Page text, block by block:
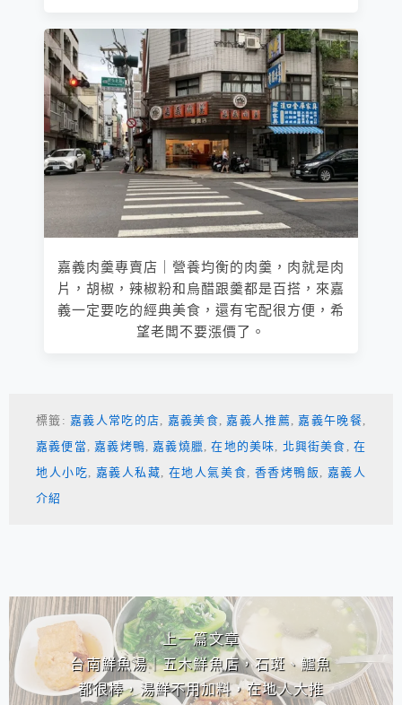
嘉義肉羹專賣店｜營養均衡的肉羹，肉就是肉
片，胡椒，辣椒粉和烏醋跟羹都是百搭，來嘉
義一定要吃的經典美食，還有宅配很方便，希
望老闆不要漲價了。
標籤:嘉義人常吃的店, 嘉義美食,嘉義人推薦,嘉義午晚餐,
嘉義便當 ,嘉義烤鴨,嘉義燒臘 ,在地的美味, 北興街美食 , 在
地人小吃, 嘉義人私藏, 在地人氣美食, 香香烤鴨飯 , 嘉義人
介紹
相連文章
上一篇文章
台南鮮魚湯｜五木鮮魚店，石斑、鱸魚
都很棒，湯鮮不用加料，在地人大推